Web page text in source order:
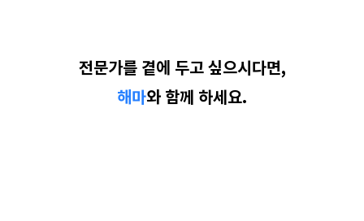
전문가를 곁에 두고 싶으시다면,
해마와 함께 하세요.